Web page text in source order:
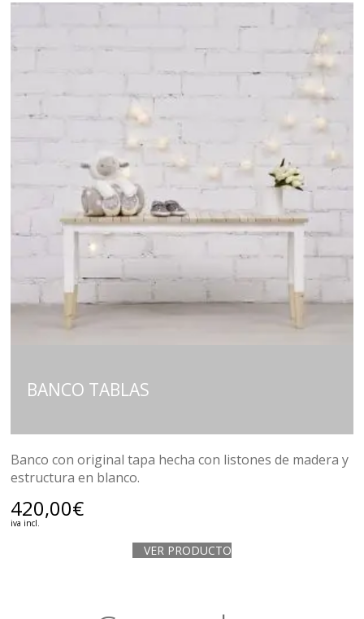
BANCO TABLAS
Banco con original tapa hecha con listones de madera y
estructura en blanco.
420,00€
iva incl.
VER PRODUCTO